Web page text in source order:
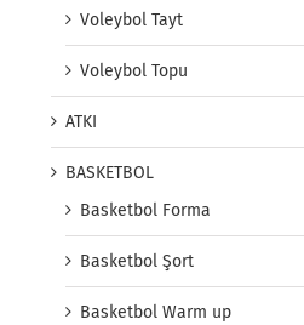
Voleybol Tayt
Voleybol Topu
ATKI
BASKETBOL
Basketbol Forma
Basketbol Şort
Basketbol Warm up